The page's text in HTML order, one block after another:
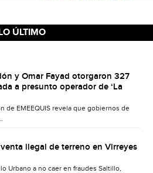
ÚLTIMO
y Omar Fayad otorgaron 327
a presunto operador de ‘La
de EMEEQUIS revela que gobiernos de
ilegal de terreno en Virreyes
Urbano a no caer en fraudes Saltillo,